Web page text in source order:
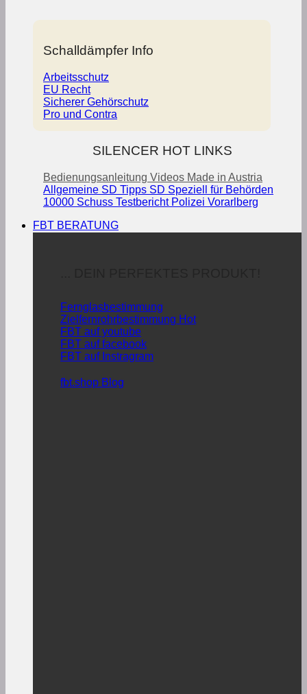
Schalldämpfer Info
Arbeitsschutz
EU Recht
Sicherer Gehörschutz
Pro und Contra
SILENCER HOT LINKS
Bedienungsanleitung Videos Made in Austria
Allgemeine SD Tipps SD Speziell für Behörden
10000 Schuss Testbericht Polizei Vorarlberg
FBT BERATUNG
Fernglasbestimmung
Zielfernrohrbestimmung
FBT auf youtube
FBT auf facebook
FBT auf Instragram
fbt.shop Blog